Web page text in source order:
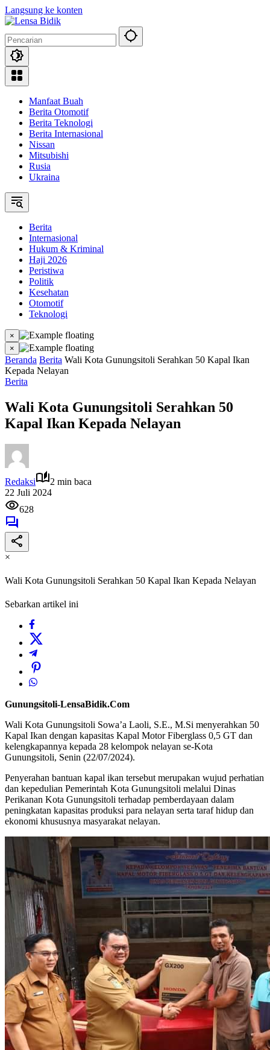
Langsung ke konten
Manfaat Buah
Berita Otomotif
Berita Teknologi
Berita Internasional
Nissan
Mitsubishi
Rusia
Ukraina
Berita
Internasional
Hukum & Kriminal
Haji 2026
Peristiwa
Politik
Kesehatan
Otomotif
Teknologi
×
×
Beranda Berita Wali Kota Gunungsitoli Serahkan 50 Kapal Ikan
Kepada Nelayan
Berita
Wali Kota Gunungsitoli Serahkan 50
Kapal Ikan Kepada Nelayan
Redaksi
2 min baca
22 Juli 2024
628
×
Wali Kota Gunungsitoli Serahkan 50 Kapal Ikan Kepada Nelayan
Sebarkan artikel ini
Gunungsitoli-LensaBidik.Com
Wali Kota Gunungsitoli Sowa’a Laoli, S.E., M.Si menyerahkan 50
Kapal Ikan dengan kapasitas Kapal Motor Fiberglass 0,5 GT dan
kelengkapannya kepada 28 kelompok nelayan se-Kota
Gunungsitoli, Senin (22/07/2024).
Penyerahan bantuan kapal ikan tersebut merupakan wujud perhatian
dan kepedulian Pemerintah Kota Gunungsitoli melalui Dinas
Perikanan Kota Gunungsitoli terhadap pemberdayaan dalam
peningkatan kapasitas produksi para nelayan serta taraf hidup dan
ekonomi khususnya masyarakat nelayan.